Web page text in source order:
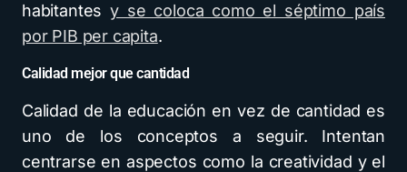
habitantesy se coloca como el séptimo país
por PIB per capita.
Calidad mejor que cantidad
Calidad de la educación en vez de cantidad es
uno de los conceptos a seguir. Intentan
centrarse en aspectos como la creatividad y el